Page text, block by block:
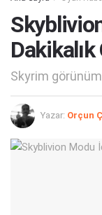
Dakikalık
Skyrim
Yazar: Orçun